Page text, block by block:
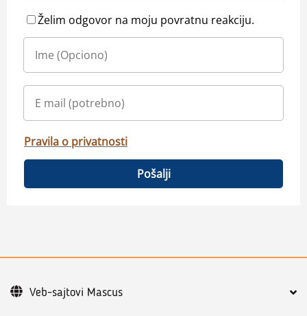
Želim odgovor na moju povratnu reakciju.
Pravila o privatnosti
Pošalji
Veb-sajtovi Mascus